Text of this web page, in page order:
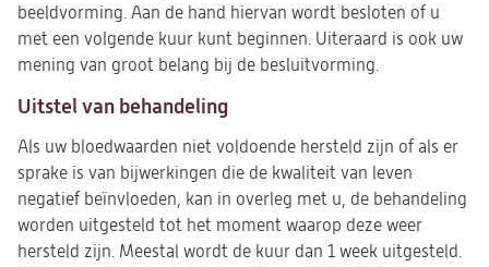
beeldvorming. Aan de hand hiervan wordt besloten of u
met een volgende kuur kunt beginnen. Uiteraard is ook uw
mening van groot belang bij de besluitvorming.
Uitstel van behandeling
Als uw bloedwaarden niet voldoende hersteld zijn of als er
sprake is van bijwerkingen die de kwaliteit van leven
negatief beïnvloeden, kan in overleg met u, de behandeling
worden uitgesteld tot het moment waarop deze weer
hersteld zijn. Meestal wordt de kuur dan 1 week uitgesteld.